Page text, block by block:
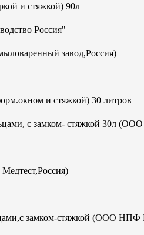
и стяжкой) 90л
Россия"
завод,Россия)
и стяжкой) 30 литров
с замком- стяжкой 30л
замком-стяжкой (ООО